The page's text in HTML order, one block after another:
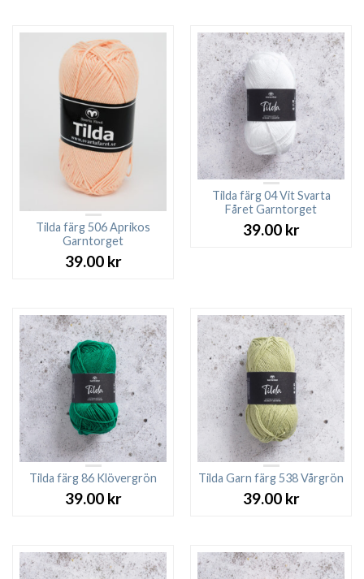
Tilda färg 506 Aprikos
Garntorget
39.00 kr
Tilda färg 04 Vit Svarta
Fåret Garntorget
39.00 kr
Tilda färg 86 Klövergrön
39.00 kr
Tilda Garn färg 538 Vårgrön
39.00 kr